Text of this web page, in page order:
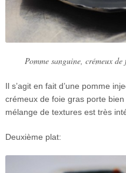
Pomme sanguine, crémeux
Il s’agit en fait d’une pomme
crémeux de foie gras porte
mélange de textures est très
Deuxième plat: